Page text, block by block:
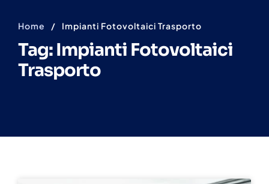
Home / Impianti Fotovoltaici Trasporto
Tag: Impianti Fotovoltaici
Trasporto